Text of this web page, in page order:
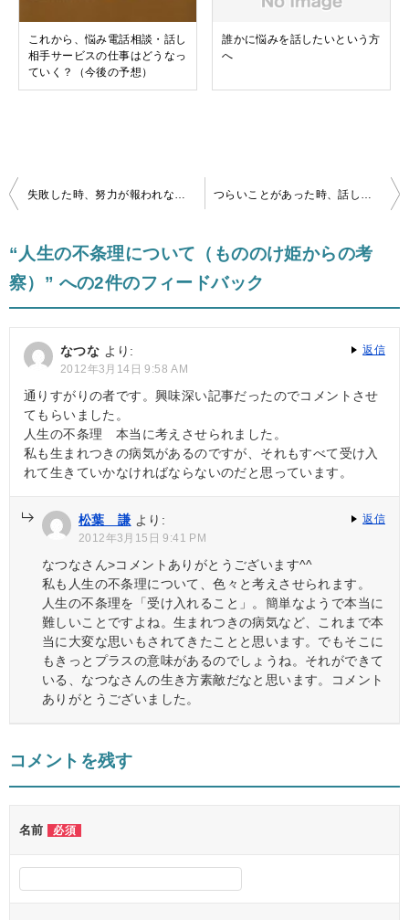
これから、悩み電話相談・話し
相手サービスの仕事はどうなっ
ていく？（今後の予想）
誰かに悩みを話したいという方
へ
投
ナ
ビ
ゲ
シ
ョ
失敗した時、努力が報われなかった時の考え方 つらいことがあった時、話し相手サービスを利用するという意義
“人生の不条理について（もののけ姫からの考
察）” への2件のフィードバック
なつな より:
2012年3月14日 9:58 AM
通りすがりの者です。興味深い記事だったのでコメントさせ
てもらいました。
人生の不条理 本当に考えさせられました。
私も生まれつきの病気があるのですが、それもすべて受け入
れて生きていかなければならないのだと思っています。
返信
松葉 謙 より:
2012年3月15日 9:41 PM
なつなさん>コメントありがとうございます^^
私も人生の不条理について、色々と考えさせられます。
人生の不条理を「受け入れること」。簡単なようで本当に
難しいことですよね。生まれつきの病気など、これまで本
当に大変な思いもされてきたことと思います。でもそこに
もきっとプラスの意味があるのでしょうね。それができて
いる、なつなさんの生き方素敵だなと思います。コメント
ありがとうございました。
返信
コメントを残す
名前 必須